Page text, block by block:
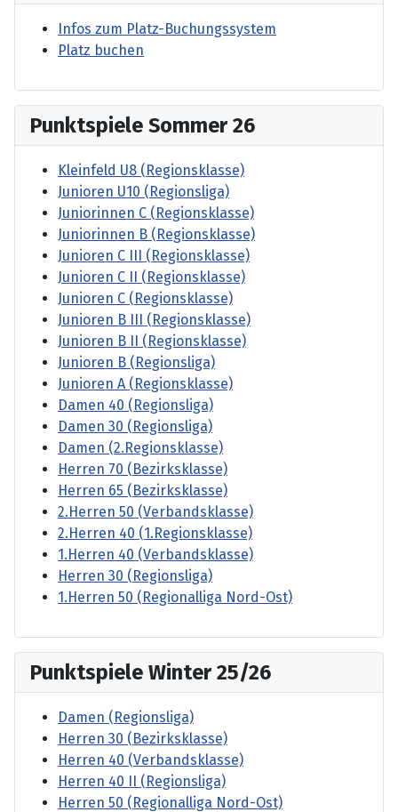
Infos zum Platz-Buchungssystem
Platz buchen
Punktspiele Sommer 26
Kleinfeld U8 (Regionsklasse)
Junioren U10 (Regionsliga)
Juniorinnen C (Regionsklasse)
Juniorinnen B (Regionsklasse)
Junioren C III (Regionsklasse)
Junioren C II (Regionsklasse)
Junioren C (Regionsklasse)
Junioren B III (Regionsklasse)
Junioren B II (Regionsklasse)
Junioren B (Regionsliga)
Junioren A (Regionsklasse)
Damen 40 (Regionsliga)
Damen 30 (Regionsliga)
Damen (2.Regionsklasse)
Herren 70 (Bezirksklasse)
Herren 65 (Bezirksklasse)
2.Herren 50 (Verbandsklasse)
2.Herren 40 (1.Regionsklasse)
1.Herren 40 (Verbandsklasse)
Herren 30 (Regionsliga)
1.Herren 50 (Regionalliga Nord-Ost)
Punktspiele Winter 25/26
Damen (Regionsliga)
Herren 30 (Bezirksklasse)
Herren 40 (Verbandsklasse)
Herren 40 II (Regionsliga)
Herren 50 (Regionalliga Nord-Ost)